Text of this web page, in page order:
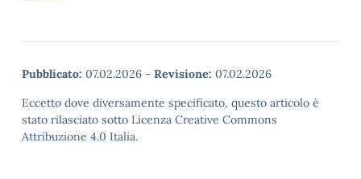
Pubblicato: 07.02.2026 - Revisione: 07.02.2026
Eccetto dove diversamente specificato, questo articolo è
stato rilasciato sotto Licenza Creative Commons
Attribuzione 4.0 Italia.